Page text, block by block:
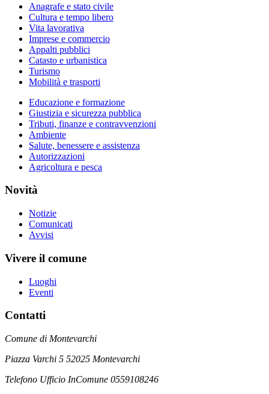
Anagrafe e stato civile
Cultura e tempo libero
Vita lavorativa
Imprese e commercio
Appalti pubblici
Catasto e urbanistica
Turismo
Mobilità e trasporti
Educazione e formazione
Giustizia e sicurezza pubblica
Tributi, finanze e contravvenzioni
Ambiente
Salute, benessere e assistenza
Autorizzazioni
Agricoltura e pesca
Novità
Notizie
Comunicati
Avvisi
Vivere il comune
Luoghi
Eventi
Contatti
Comune di Montevarchi
Piazza Varchi 5 52025 Montevarchi
Telefono Ufficio InComune 0559108246